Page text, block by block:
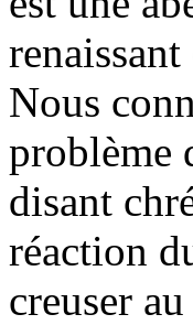
Nous
problème
disant
réaction
creuser